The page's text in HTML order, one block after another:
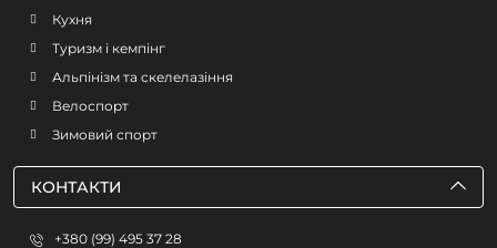
Кухня
Туризм і кемпінг
Альпінізм та скелелазіння
Велоспорт
Зимовий спорт
КОНТАКТИ
+380 (99) 495 37 28